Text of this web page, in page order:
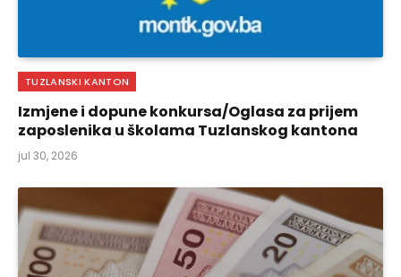
TUZLANSKI KANTON
Izmjene i dopune konkursa/Oglasa za prijem
zaposlenika u školama Tuzlanskog kantona
jul 30, 2026